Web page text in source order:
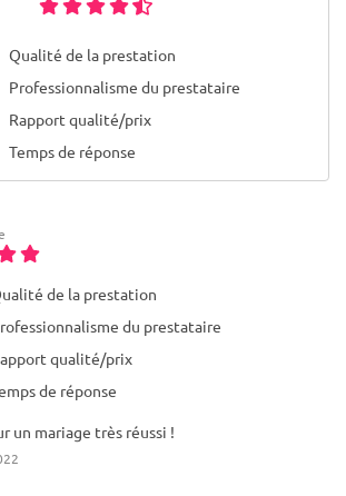
Qualité de la prestation
Professionnalisme du prestataire
Rapport qualité/prix
Temps de réponse
de la prestation
du prestataire
qualité/prix
de réponse
un mariage très réussi !